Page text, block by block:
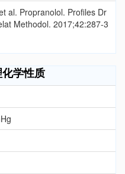
al. Propranolol. Profiles Dr
Methodol. 2017;42:287-3
学性质